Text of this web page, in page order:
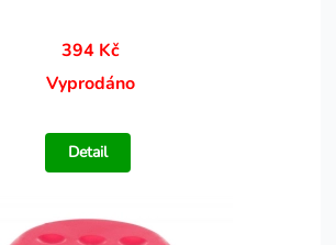
394 Kč
Vyprodáno
Detail